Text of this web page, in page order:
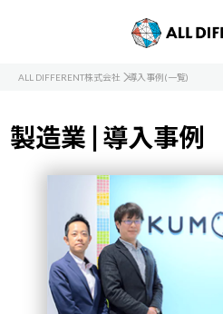
ALL DIFFERENT株式会社 導入事例(一覧)
製造業 | 導入事例